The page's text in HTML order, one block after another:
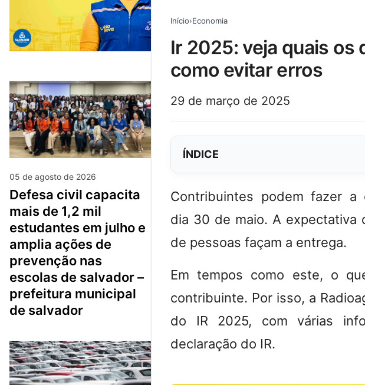
05 de agosto de 2026
defesa civil capacita
mais de 1,2 mil
estudantes em julho e
amplia ações de
prevenção nas
escolas de salvador –
prefeitura municipal
de salvador
Início›Economia
ir 2025: veja quais os documentos necessários e
como evitar erros
29 de março de 2025
ÍNDICE
Contribuintes podem fazer
dia 30 de maio. A expectativa
de pessoas façam a entrega.
Em tempos como este, o
contribuinte. Por isso, a
do IR 2025, com várias
declaração do IR.